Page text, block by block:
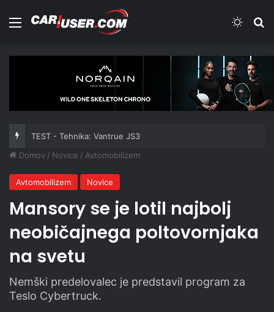
Meni
TEST - Tehnika: Vantrue JS3
Domov / Novice / Avtomobilizem
Avtomobilizem Novice
Mansory se je lotil najbolj
neobičajnega poltovornjaka
na svetu
Nemški predelovalec je predstavil program za
Teslo Cybertruck.